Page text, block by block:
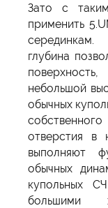
Зато с
применить
глубина
небольшой
обычных
отверстия в
выполняют
обычных
купольных
большими